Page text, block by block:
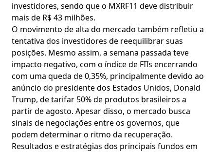
investidores, sendo que o MXRF11 deve distribuir
mais de R$ 43 milhões.
O movimento de alta do mercado também refletiu a
tentativa dos investidores de reequilibrar suas
posições. Mesmo assim, a semana passada teve
impacto negativo, com o índice de FIIs encerrando
com uma queda de 0,35%, principalmente devido ao
anúncio do presidente dos Estados Unidos, Donald
Trump, de tarifar 50% de produtos brasileiros a
partir de agosto. Apesar disso, o mercado busca
sinais de negociações entre os governos, que
podem determinar o ritmo da recuperação.
Resultados e estratégias dos principais fundos em